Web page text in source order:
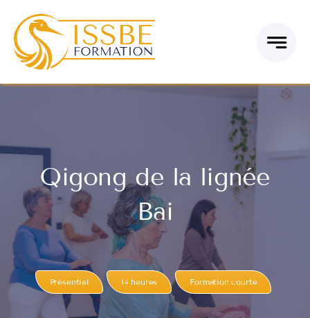
contenu
Qigong de la lignée
Bai
Présentiel 14 heures Formation courte